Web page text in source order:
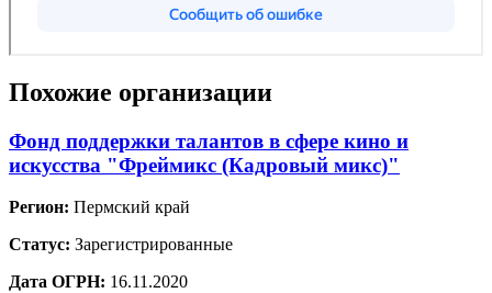
Похожие организации
Фонд поддержки талантов в сфере кино и
искусства "Фреймикс (Кадровый микс)"
Регион: Пермский край
Статус: Зарегистрированные
Дата ОГРН: 16.11.2020